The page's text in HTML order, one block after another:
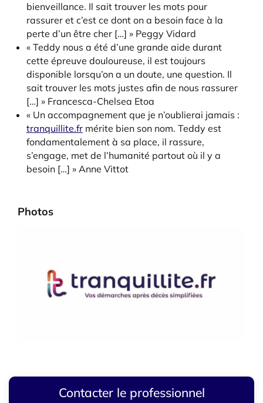
bienveillance. Il sait trouver les mots pour
rassurer et c’est ce dont on a besoin face à la
perte d’un être cher […] » Peggy Vidard
« Teddy nous a été d’une grande aide durant
cette épreuve douloureuse, il est toujours
disponible lorsqu’on a un doute, une question. Il
sait trouver les mots justes afin de nous rassurer
[…] » Francesca-Chelsea Etoa
« Un accompagnement que je n’oublierai jamais :
tranquillite.fr mérite bien son nom. Teddy est
fondamentalement à sa place, il rassure,
s’engage, met de l’humanité partout où il y a
besoin […] » Anne Vittot
Photos
Contacter le professionnel